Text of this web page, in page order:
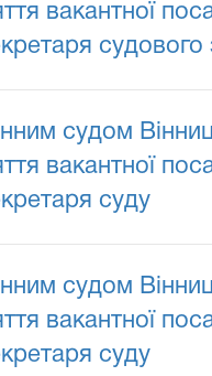
вакантної
судового
судом
вакантної
суду
судом
вакантної
суду